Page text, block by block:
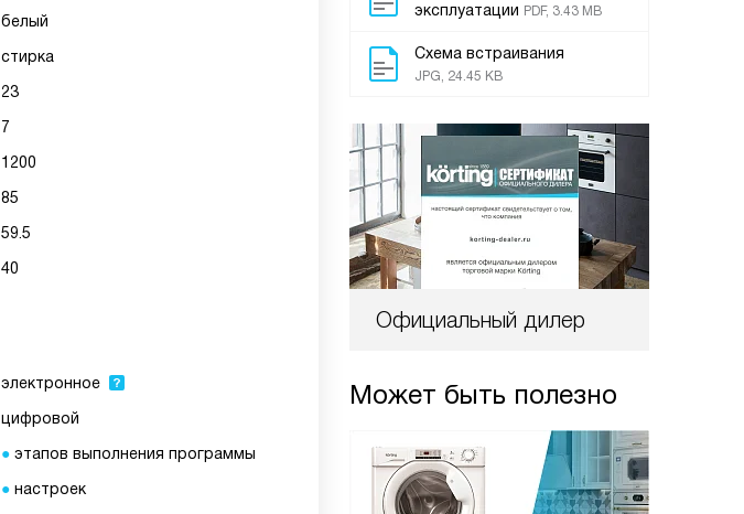
эксплуатации PDF, 3.43 MB
Схема встраивания
JPG, 24.45 KB
Официальный дилер
Может быть полезно
белый
стирка
23
7
1200
85
59.5
40
электронное
цифровой
этапов выполнения программы
настроек